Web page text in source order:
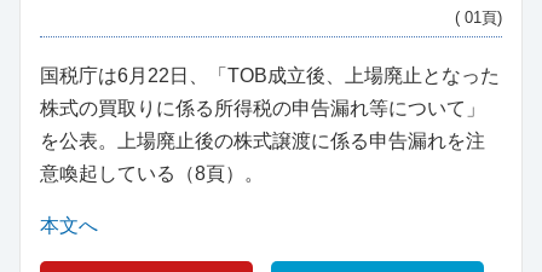
( 01頁)
国税庁は6月22日、「TOB成立後、上場廃止となった
株式の買取りに係る所得税の申告漏れ等について」
を公表。上場廃止後の株式譲渡に係る申告漏れを注
意喚起している（8頁）。
本文へ